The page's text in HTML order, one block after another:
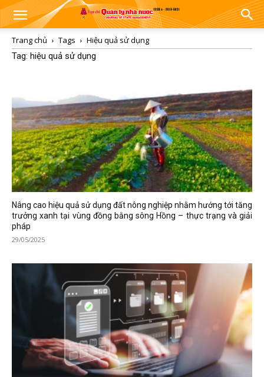
Trang chủ Tags
Hiệu quả sử dụng
Tag: hiệu quả sử dụng
Nâng cao hiệu quả sử dụng đất nông nghiệp nhằm hướng tới tăng
trưởng xanh tại vùng đồng bằng sông Hồng – thực trạng và giải
pháp
29/05/2025